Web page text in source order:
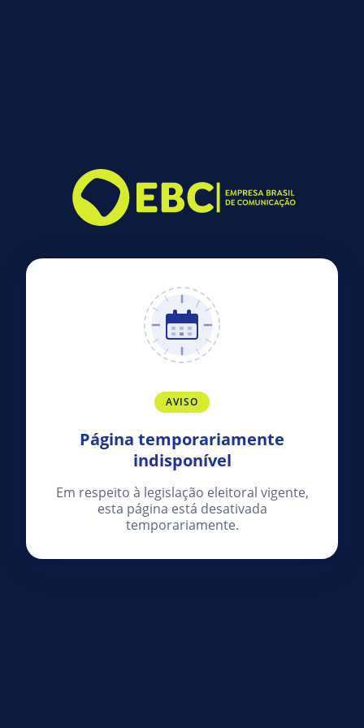
AVISO
Página temporariamente
indisponível
Em respeito à legislação eleitoral vigente,
esta página está desativada
temporariamente.